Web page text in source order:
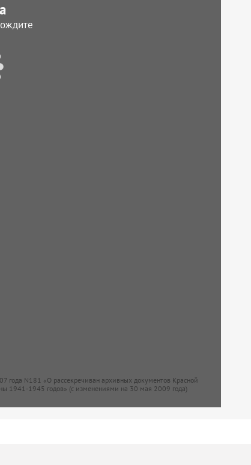
года N181 «О рассекречиван архивных документов Красной
1941-1945 годов» (с изменениями на 30 мая 2009 года)